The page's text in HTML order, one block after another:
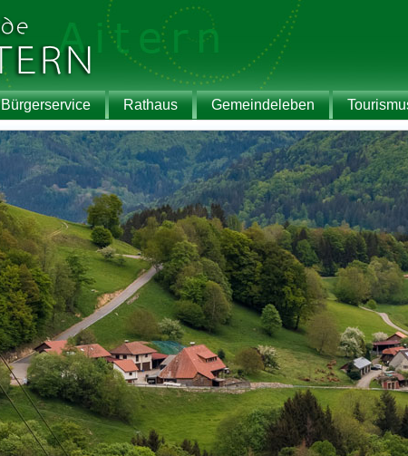
Bürgerservice Rathaus Gemeindeleben